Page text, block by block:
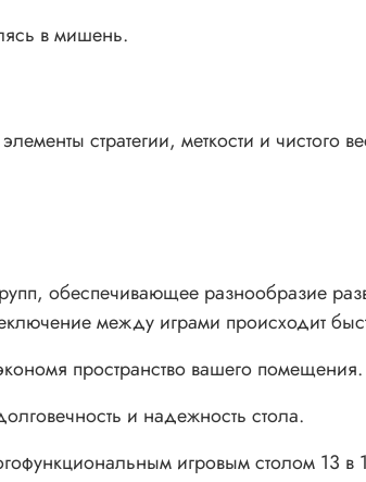
в мишень.
стратегии, меткости и чистого
обеспечивающее разнообразие
между играми происходит
пространство вашего помещения.
и надежность стола.
игровым столом 13 в